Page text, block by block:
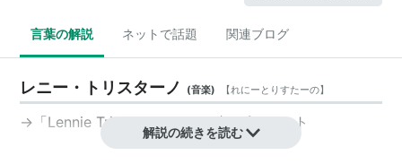
言葉の解説 ネットで話題 関連ブログ
レニー・トリスターノ (音楽) 【れにーとりすたーの】
→「Lennie Tristano」、ジャズ、ピアニスト
解説の続きを読む